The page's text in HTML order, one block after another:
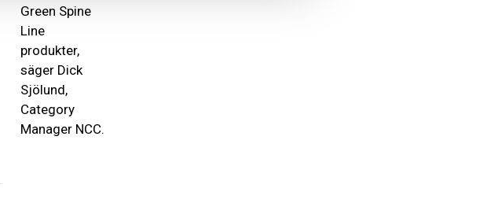
Green Spine
Line
produkter,
säger Dick
Sjölund,
Category
Manager NCC.